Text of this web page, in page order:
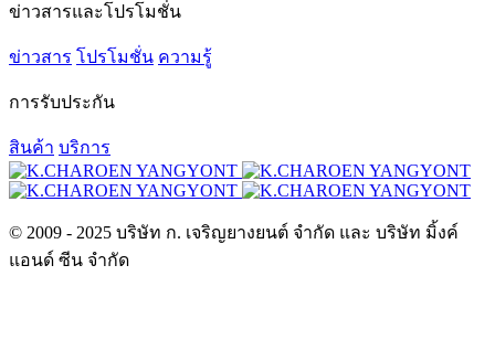
ข่าวสารและโปรโมชั่น
ข่าวสาร โปรโมชั่น ความรู้
การรับประกัน
สินค้า บริการ
© 2009 - 2025 บริษัท ก. เจริญยางยนต์ จำกัด และ บริษัท มิ้งค์
แอนด์ ซีน จำกัด